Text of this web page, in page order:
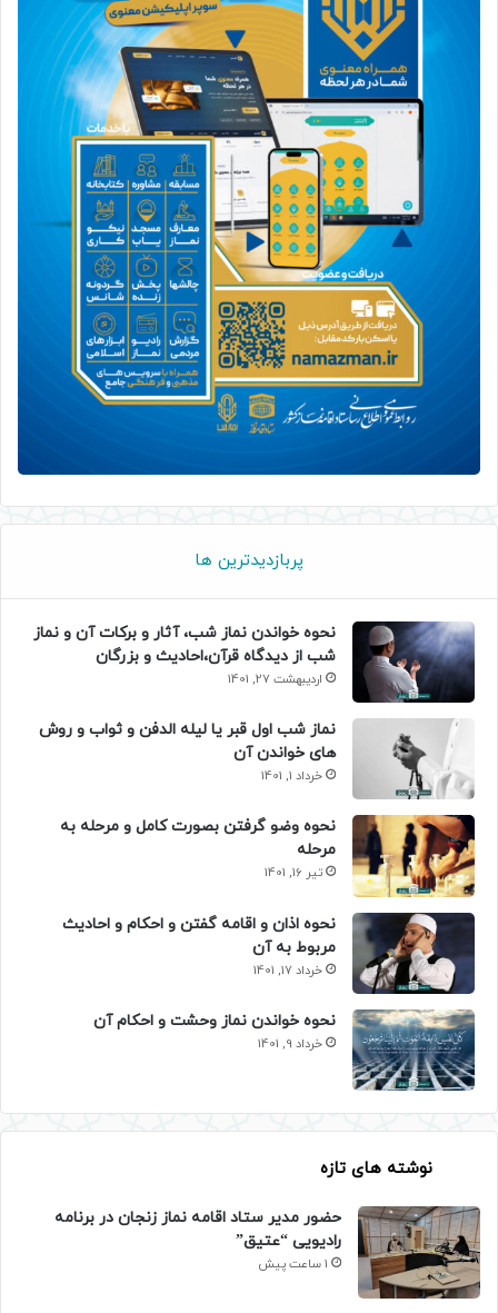
پربازدیدترین ها
نحوه خواندن نماز شب، آثار و برکات آن و نماز
شب از دیدگاه قرآن،احادیث و بزرگان
اردیبهشت 27, 1401
نماز شب اول قبر یا لیله الدفن و ثواب و روش
های خواندن آن
خرداد 1, 1401
نحوه وضو گرفتن بصورت کامل و مرحله به
مرحله
تیر 16, 1401
نحوه اذان و اقامه گفتن و احکام و احادیث
مربوط به آن
خرداد 17, 1401
نحوه خواندن نماز وحشت و احکام آن
خرداد 9, 1401
نوشته های تازه
حضور مدیر ستاد اقامه نماز زنجان در برنامه
رادیویی “عتیق”
1 ساعت پیش